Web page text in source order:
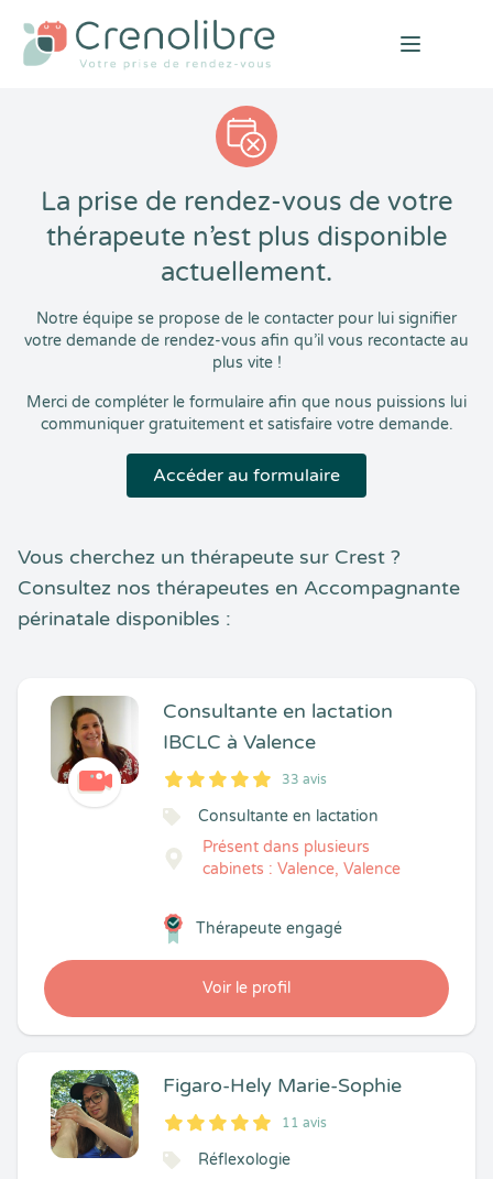
Open
La prise de rendez-vous de votre
thérapeute n’est plus disponible
actuellement.
Notre équipe se propose de le contacter pour lui signifier
votre demande de rendez-vous afin qu’il vous recontacte au
plus vite !
Merci de compléter le formulaire afin que nous puissions lui
communiquer gratuitement et satisfaire votre demande.
Accéder au formulaire
Vous cherchez un thérapeute sur Crest ?
Consultez nos thérapeutes en Accompagnante
périnatale disponibles :
Consultante en lactation
IBCLC à Valence
5
1
5
33 33 avis
Consultante en lactation
Présent dans plusieurs
cabinets : Valence, Valence
Voir le profil
Thérapeute engagé
Figaro-Hely Marie-Sophie
5
1
5
11 11 avis
Réflexologie